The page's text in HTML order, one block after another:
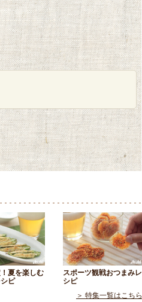
夏を楽しむ
ピ
スポーツ観戦おつまみレ
シピ
＞ 特集一覧はこちら